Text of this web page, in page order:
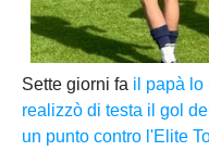
Sette giorni fa il papà lo
realizzò di testa il gol
un punto contro l'Elite